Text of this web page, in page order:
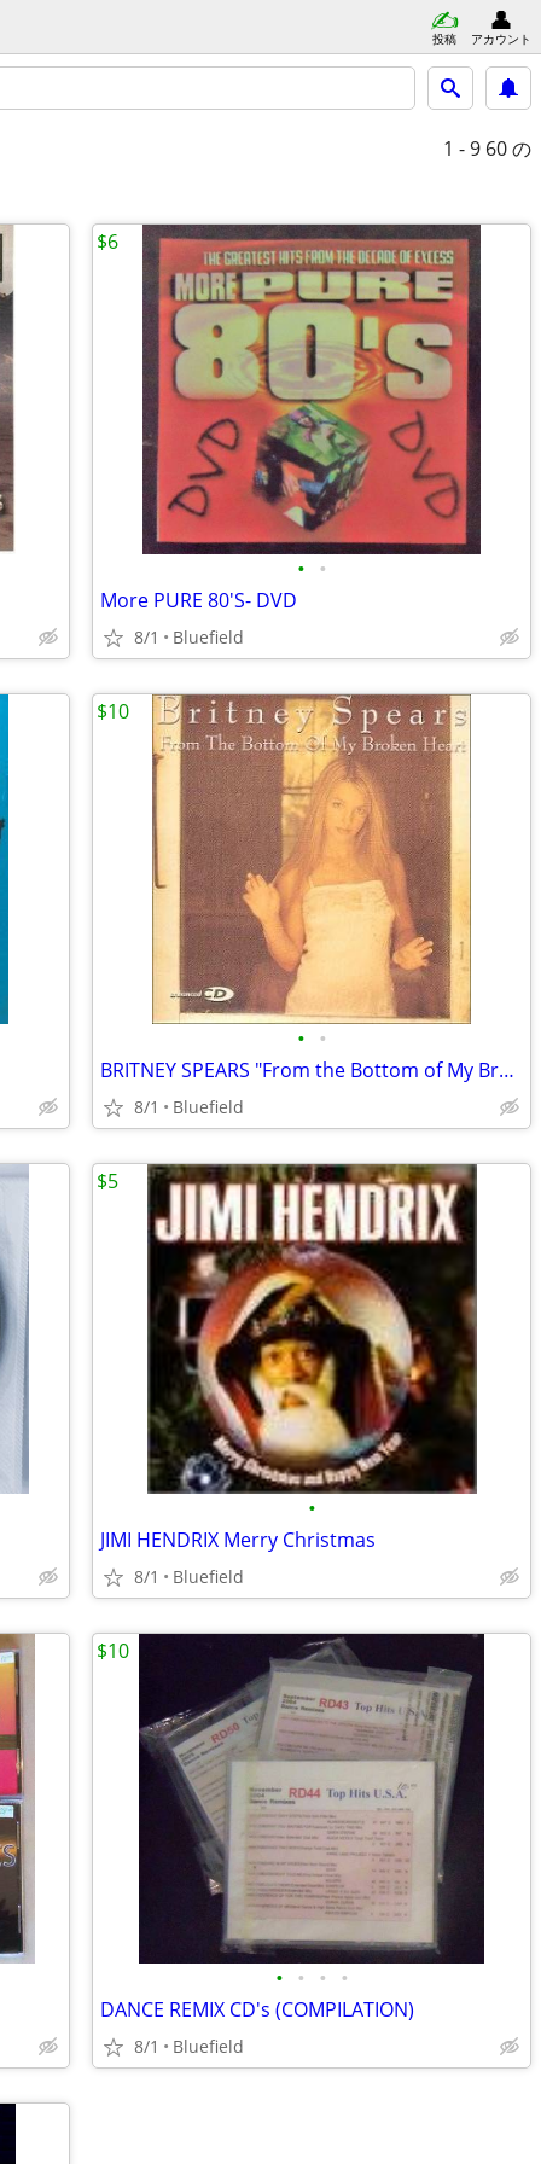
投稿 アカウント
1 - 9 60 の
• •
More PURE 80'S- DVD
8/1 Bluefield
$6
• •
BRITNEY SPEARS "From the Bottom of My Broken Heart"
8/1 Bluefield
$10
•
JIMI HENDRIX Merry Christmas
8/1 Bluefield
$5
• • • •
DANCE REMIX CD's (COMPILATION)
8/1 Bluefield
$10